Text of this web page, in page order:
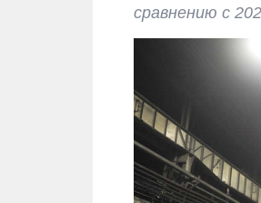
сравнению с